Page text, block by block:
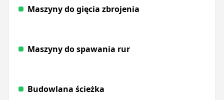
Maszyny do gięcia zbrojenia
Maszyny do spawania rur
Budowlana ścieżka